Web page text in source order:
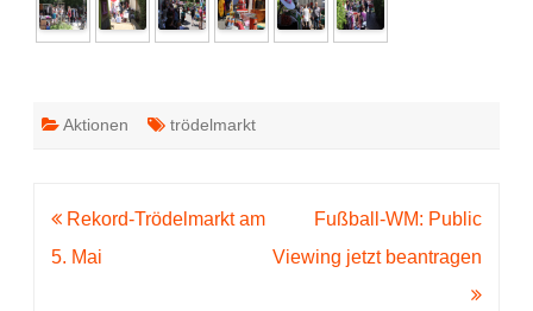
Aktionen trödelmarkt
Beitragsnavigation
Rekord-Trödelmarkt am
5. Mai
Fußball-WM: Public
Viewing jetzt beantragen